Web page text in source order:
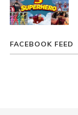
FACEBOOK FEED